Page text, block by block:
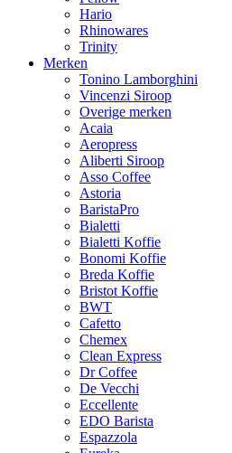
Hario
Rhinowares
Trinity
Merken
Tonino Lamborghini
Vincenzi Siroop
Overige merken
Acaia
Aeropress
Aliberti Siroop
Asso Coffee
Astoria
BaristaPro
Bialetti
Bialetti Koffie
Bonomi Koffie
Breda Koffie
Bristot Koffie
BWT
Cafetto
Chemex
Clean Express
Dr Coffee
De Vecchi
Eccellente
EDO Barista
Espazzola